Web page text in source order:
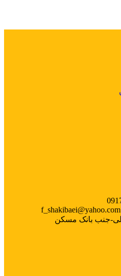
جنب بانک مسکن